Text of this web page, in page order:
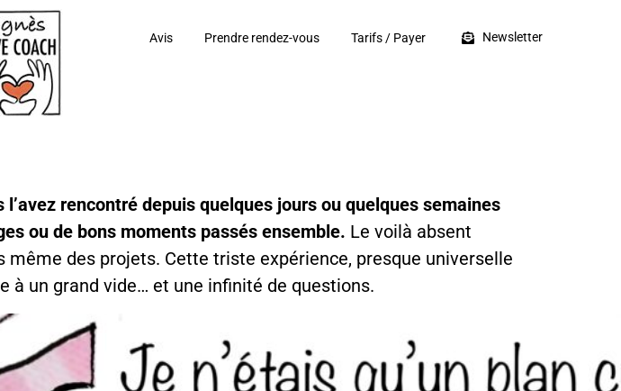
Avis Prendre rendez-vous Tarifs / Payer Newsletter
l’avez rencontré depuis quelques jours ou quelques semaines
ou de bons moments passés ensemble. Le voilà absent
des projets. Cette triste expérience, presque universelle
à un grand vide… et une infinité de questions.